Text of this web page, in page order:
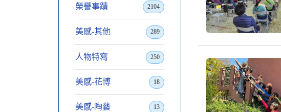
榮譽事蹟 2104
美感-其他 289
人物特寫 250
美感-花博 18
美感-陶藝 13